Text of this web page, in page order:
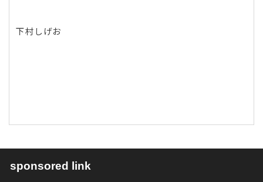
下村しげお
sponsored link